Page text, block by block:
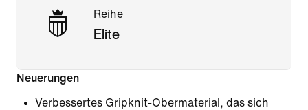
Reihe
Elite
Neuerungen
Verbessertes Gripknit-Obermaterial, das sich